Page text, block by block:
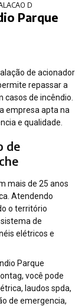
INCENDIO
DE
Parque
de acionador
repassar a
de incêndio.
empresa apta na
e qualidade.
de
mais de 25 anos
Atendendo
o território
de
elétricos e
Parque
você pode
laudos spda,
de emergencia,